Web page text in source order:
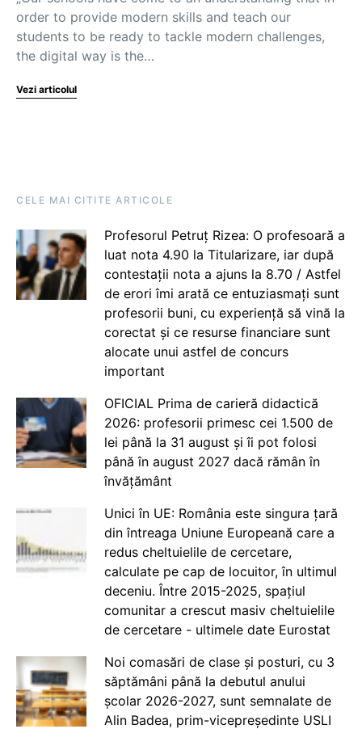
order to provide modern skills and teach our
students to be ready to tackle modern challenges,
the digital way is the…
Vezi articolul
CELE MAI CITITE ARTICOLE
Profesorul Petruț Rizea: O profesoară a
luat nota 4.90 la Titularizare, iar după
contestații nota a ajuns la 8.70 / Astfel
de erori îmi arată ce entuziasmați sunt
profesorii buni, cu experiență să vină la
corectat și ce resurse financiare sunt
alocate unui astfel de concurs
important
OFICIAL Prima de carieră didactică
2026: profesorii primesc cei 1.500 de
lei până la 31 august și îi pot folosi
până în august 2027 dacă rămân în
învățământ
Unici în UE: România este singura țară
din întreaga Uniune Europeană care a
redus cheltuielile de cercetare,
calculate pe cap de locuitor, în ultimul
deceniu. Între 2015-2025, spațiul
comunitar a crescut masiv cheltuielile
de cercetare - ultimele date Eurostat
Noi comasări de clase și posturi, cu 3
săptămâni până la debutul anului
școlar 2026-2027, sunt semnalate de
Alin Badea, prim-vicepreședinte USLI